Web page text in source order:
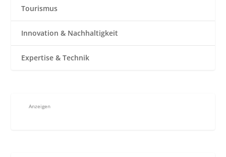
Tourismus
Innovation & Nachhaltigkeit
Expertise & Technik
Anzeigen